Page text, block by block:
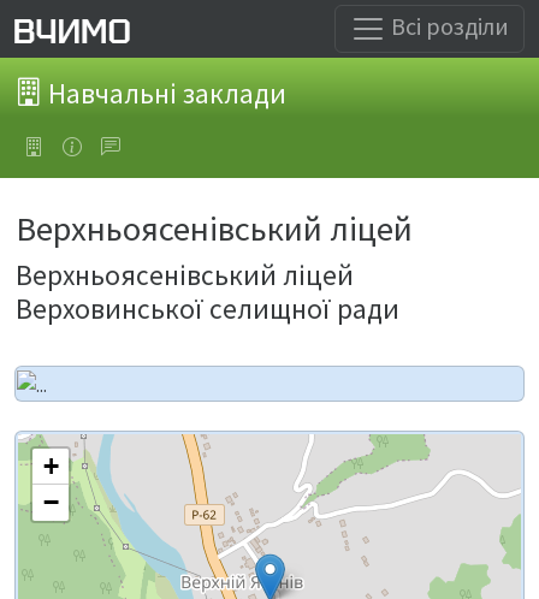
Всі розділи
Навчальні заклади
Верхньоясенівський ліцей
Верхньоясенівський ліцей
Верховинської селищної ради
+
−